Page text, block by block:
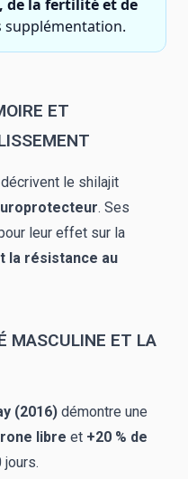
de la fertilité et de
supplémentation.
ET
le shilajit
. Ses
leur effet sur la
la résistance au
MASCULINE ET LA
(2016) démontre une
libre et +20 % de
jours.